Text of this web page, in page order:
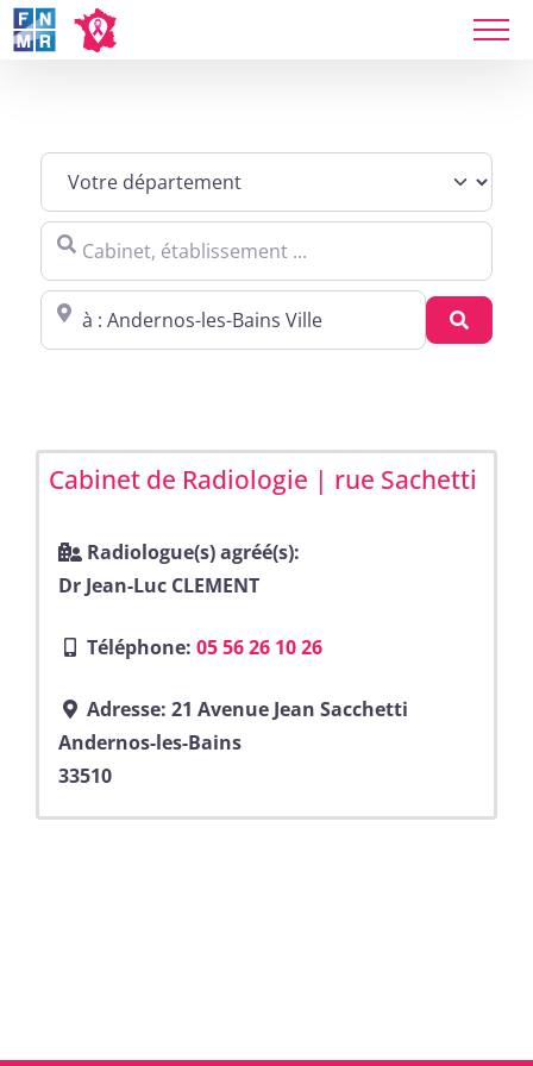
Skip
to
Cabinet, établissement ...
Proche de : ville, cp, lieu ...
Cabinet de Radiologie | rue Sachetti
Radiologue(s) agréé(s):
Dr Jean-Luc CLEMENT
Téléphone: 05 56 26 10 26
Adresse: 21 Avenue Jean Sacchetti
Andernos-les-Bains
33510